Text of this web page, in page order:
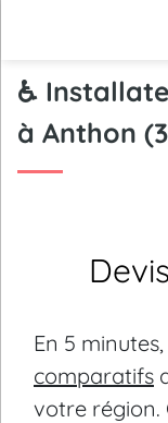
♿
à Anthon
En 5
comparatifs
votre région.